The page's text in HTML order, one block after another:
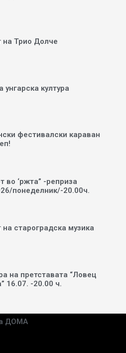
на Трио Долче
унгарска култура
фестивалски караван
во ‘ржта” -реприза
понеделник/-20.00ч.
на староградска музика
на претставата “Ловец
16.07. -20.00 ч.
ДОМА